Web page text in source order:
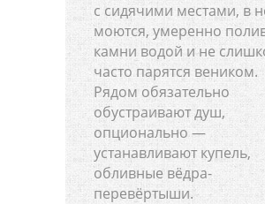
с сидячими местами, в
моются, умеренно
камни водой и не
часто парятся веником.
Рядом обязательно
обустраивают душ,
опционально —
устанавливают купель,
обливные вёдра-
перевёртыши.